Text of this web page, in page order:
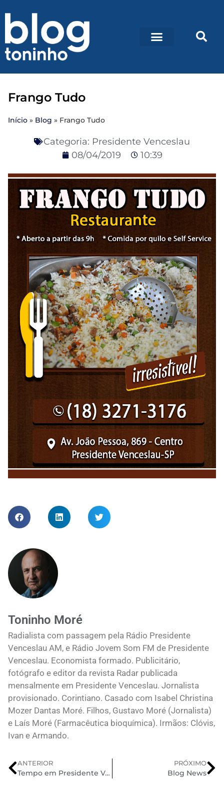
Frango Tudo
Início » Blog » Frango Tudo
Categoria: Presidente Venceslau
08/04/2019
10:39
Toninho Moré
Radialista com passagem pela Rádio Presidente
Venceslau AM, e Rádio Jovem Som FM de Presidente
Venceslau. Economista formado. Publicitário,
fotógrafo e editor da revista Radar publicada
mensalmente em Presidente Venceslau. Jornalista
provisionado. Corintiano. Casado com Isabel Christina
Mozer Dantas Moré. Filhos, Gustavo Moré (Jornalista)
e Laís Moré (Farmacêutica bioquímica). Irmãos: Clóvis,
Ivan e Armando.
ANTERIOR
Tempo em Presidente Venceslau
PRÓXIMO
Blog News